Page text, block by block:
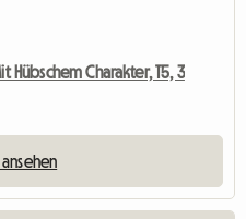
Hübschem Charakter, T5, 3